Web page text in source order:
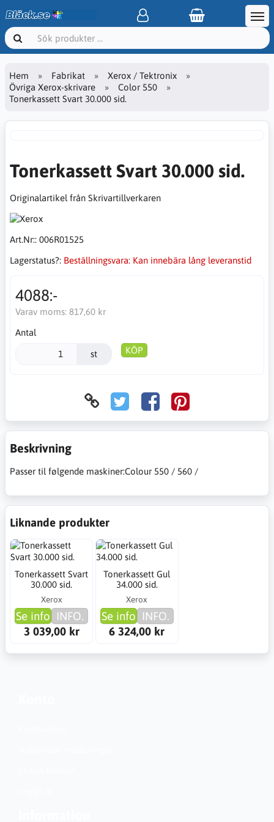
Hem Fabrikat
Xerox / Tektronix
Övriga Xerox-skrivare
Color 550
Tonerkassett Svart 30.000 sid.
Tonerkassett Svart 30.000 sid.
Originalartikel från Skrivartillverkaren
Art.Nr:: 006R01525
Lagerstatus?: Beställningsvara: Kan innebära lång leveranstid
4088:-
Varav moms: 817,60 kr
Antal
st KÖP
Beskrivning
Passer til følgende maskiner:Colour 550 / 560 /
Liknande produkter
Tonerkassett Svart
30.000 sid.
Xerox
Se info INFO.
3 039,00 kr
Tonerkassett Gul
34.000 sid.
Xerox
Se info INFO.
6 324,00 kr